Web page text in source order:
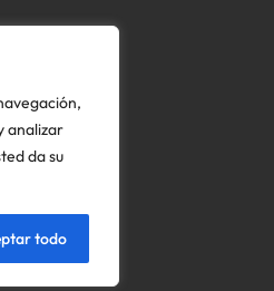
analizar
da su
todo